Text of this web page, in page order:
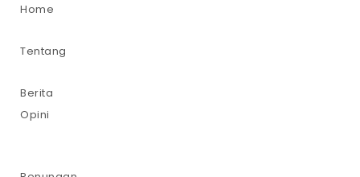
Home
Tentang
Berita
Opini